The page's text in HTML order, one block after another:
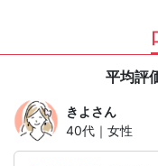
平均評
きよさん
40代｜女性